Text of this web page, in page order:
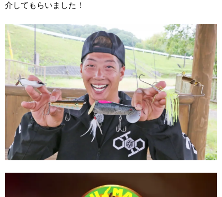
介してもらいました！